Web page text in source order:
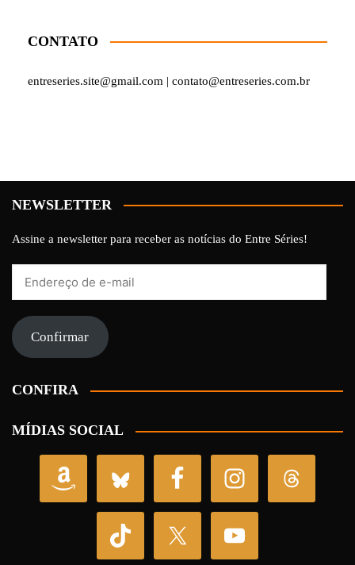
CONTATO
entreseries.site@gmail.com | contato@entreseries.com.br
NEWSLETTER
Assine a newsletter para receber as notícias do Entre Séries!
mail Confirmar
CONFIRA
MÍDIAS SOCIAL